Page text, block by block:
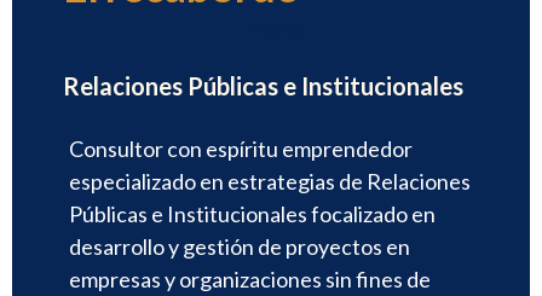
Relaciones Públicas e Institucionales
Consultor con espíritu emprendedor
especializado en estrategias de Relaciones
Públicas e Institucionales focalizado en
desarrollo y gestión de proyectos en
empresas y organizaciones sin fines de